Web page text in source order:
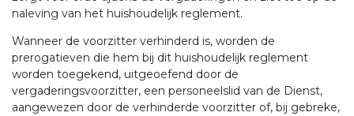
naleving van het huishoudelijk reglement.
Wanneer de voorzitter verhinderd is, worden de
prerogatieven die hem bij dit huishoudelijk reglement
worden toegekend, uitgeoefend door de
vergaderingsvoorzitter, een personeelslid van de Dienst,
aangewezen door de verhinderde voorzitter of, bij gebreke,